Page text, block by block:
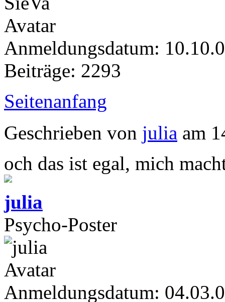
Anmeldungsdatum:
Beiträge: 2293
Seitenanfang
Geschrieben von julia am
och das ist egal, mich
julia
Psycho-Poster
Anmeldungsdatum: